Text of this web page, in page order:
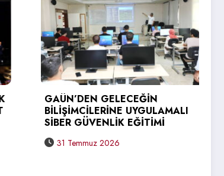
GAÜN’DEN GELECEĞİN
BİLİŞİMCİLERİNE UYGULAMALI
SİBER GÜVENLİK EĞİTİMİ
31 Temmuz 2026